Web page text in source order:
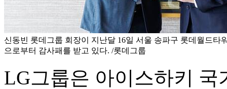
신동빈 롯데그룹 회장이 지난달 16일 서울 송파구 롯데월드타
으로부터 감사패를 받고 있다. /롯데그룹
LG그룹은 아이스하키